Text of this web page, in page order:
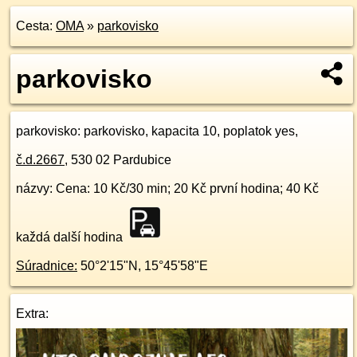
Cesta: OMA» parkovisko
parkovisko
parkovisko: parkovisko, kapacita 10, poplatok yes,
č.d.2667, 530 02 Pardubice
názvy: Cena: 10 Kč/30 min; 20 Kč první hodina; 40 Kč
každá další hodina
Súradnice: 50°2'15"N , 15°45'58"E
Extra: